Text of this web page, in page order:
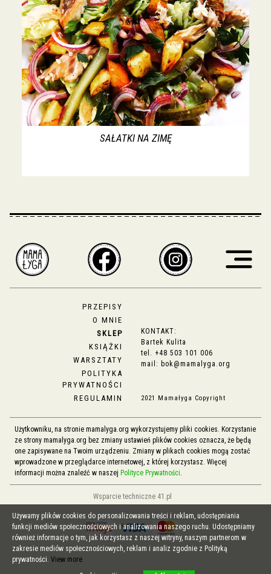
SAŁATKI NA ZIMĘ
PRZEPISY
O MNIE
SKLEP
KSIĄŻKI
WARSZTATY
POLITYKA
PRYWATNOŚCI
REGULAMIN
KONTAKT:
Bartek Kulita
tel. +48 503 101 006
mail: bok@mamalyga.org
2021 Mamałyga Copyright
Użytkowniku, na stronie mamalyga.org wykorzystujemy pliki cookies. Korzystanie
ze strony mamalyga.org bez zmiany ustawień plików cookies oznacza, że będą
one zapisywane na Twoim urządzeniu. Zmiany w plikach cookies mogą zostać
wprowadzone w przeglądarce internetowej, z której korzystasz. Więcej
informacji można znaleźć w naszej Polityce Prywatności.
Wsparcie techniczne 41.pl
Używamy plików cookies do personalizowania treści i reklam, udostępniania
funkcji mediów społecznościowych i analizowania naszego ruchu. Udostępniamy
również informacje o tym, jak korzystasz z naszej witryny, naszym partnerom w
zakresie mediów społecznościowych, reklam i analiz zgodnie z Polityką
prywatności. View more